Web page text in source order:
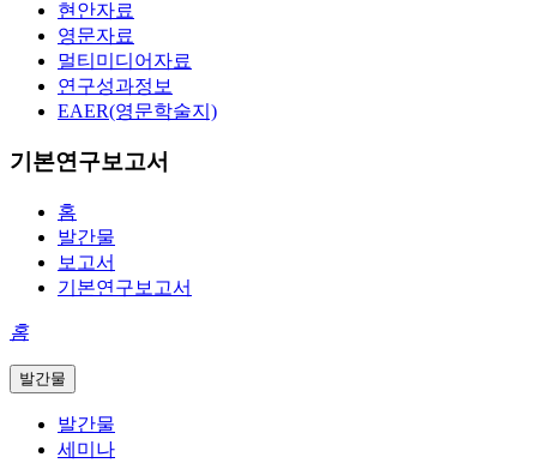
현안자료
영문자료
멀티미디어자료
연구성과정보
EAER(영문학술지)
기본연구보고서
홈
발간물
보고서
기본연구보고서
홈
발간물
발간물
세미나